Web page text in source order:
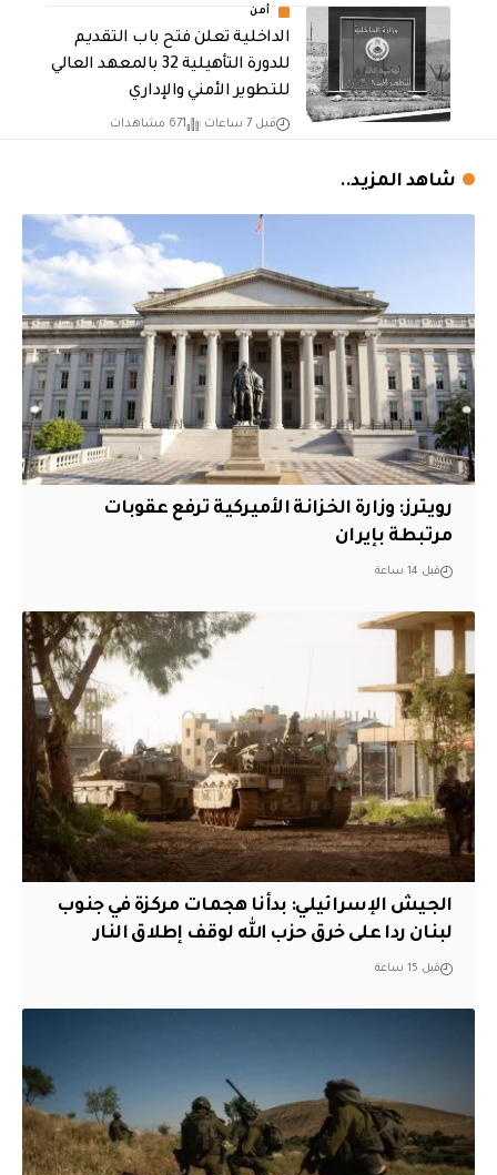
أمن
الداخلية تعلن فتح باب التقديم
للدورة التأهيلية 32 بالمعهد العالي
للتطوير الأمني والإداري
قبل 7 ساعات 671 مشاهدات
شاهد المزيد..
‏رويترز: وزارة الخزانة الأميركية ترفع عقوبات
مرتبطة بإيران
قبل 14 ساعة
الجيش الإسرائيلي: بدأنا هجمات مركزة في جنوب
لبنان ردا على خرق حزب الله لوقف إطلاق النار
قبل 15 ساعة